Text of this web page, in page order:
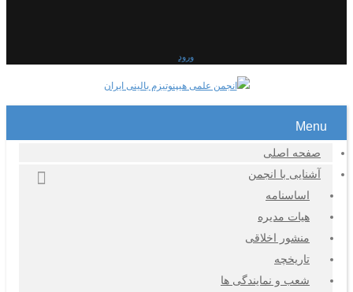
ورود
Menu
صفحه اصلی
آشنایی با انجمن
اساسنامه
هیات مدیره
منشور اخلاقی
تاریخچه
شعب و نمایندگی ها